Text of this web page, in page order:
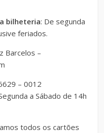
bilheteria: De segunda
feriados.
Barcelos –
– 0012
a Sábado de 14h
todos os cartões